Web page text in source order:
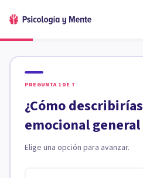
PREGUNTA 1 DE 7
¿Cómo
emocional
Elige una opción para avanzar.